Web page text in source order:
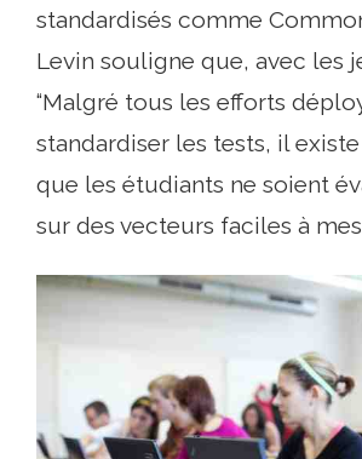
standardisés comme
Levin souligne que, avec les
“Malgré tous les efforts
standardiser les tests, il
que les étudiants ne soient
sur des vecteurs faciles à